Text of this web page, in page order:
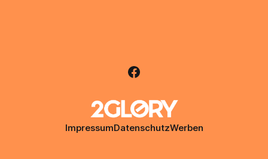
ImpressumDatenschutzWerben